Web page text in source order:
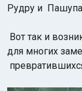
Рудру и
Вот так и
для многих